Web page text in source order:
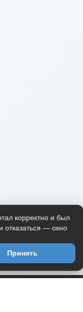
корректно и был
отказаться — окно
Принять